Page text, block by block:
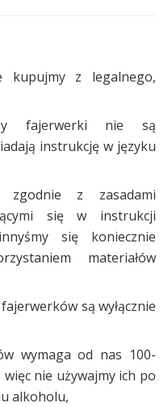
kupujmy z legalnego,
fajerwerki nie są
instrukcję w języku
zgodnie z zasadami
się w instrukcji
się koniecznie
materiałów
są wyłącznie
wymaga od nas 100-
nie używajmy ich po
alkoholu,